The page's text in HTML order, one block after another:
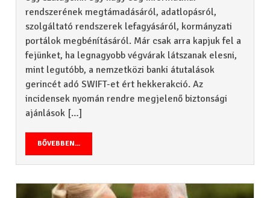
rendszerének megtámadásáról, adatlopásról,
szolgáltató rendszerek lefagyásáról, kormányzati
portálok megbénításáról. Már csak arra kapjuk fel a
fejünket, ha legnagyobb végvárak látszanak elesni,
mint legutóbb, a nemzetközi banki átutalások
gerincét adó SWIFT-et ért hekkerakció. Az
incidensek nyomán rendre megjelenő biztonsági
ajánlások […]
BŐVEBBEN...